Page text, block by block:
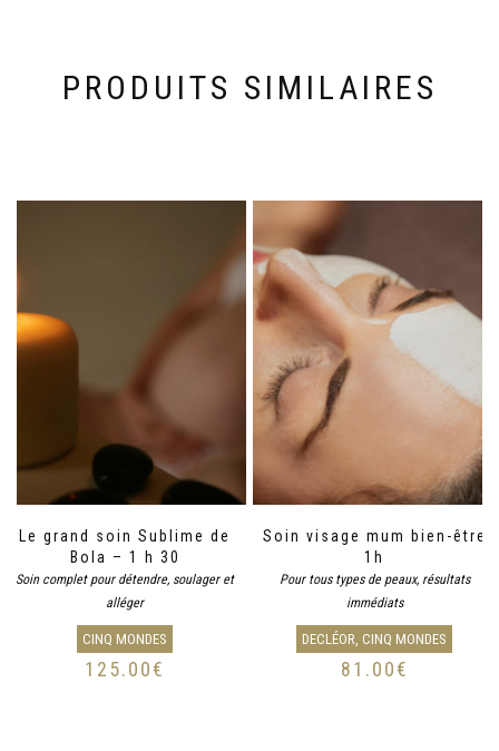
PRODUITS SIMILAIRES
Le grand soin Sublime de
Bola – 1 h 30
Soin complet pour détendre, soulager et
alléger
CINQ MONDES
125.00€
Soin visage mum bien-être
1h
Pour tous types de peaux, résultats
immédiats
DECLÉOR, CINQ MONDES
81.00€